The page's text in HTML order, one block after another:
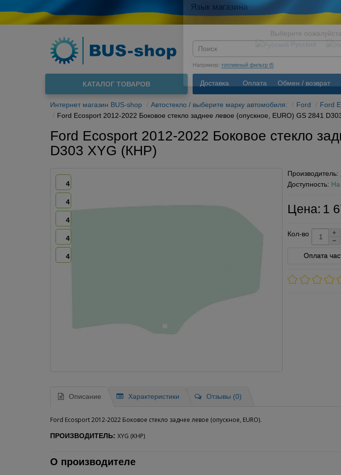
Например: топливный фильтр t5
Доставка Оплата Обмен / возврат
О нас
КАТАЛОГ ТОВАРОВ
Интернет магазин BUS-shop Автостекло / выберите марку автомобиля: Ford Ford
Ford Ecosport 2012-2022 Боковое стекло заднее левое (опускное, EURO) GS 2841
Ford Ecosport 2012-2022 Боковое стекло
D303 XYG (КНР)
4
4
4
4
4
Производитель:
Доступность: На
Цена: 1
Кол-во
Оплата
Описание Характеристики Отзывы (0)
Ford Ecosport 2012-2022 Боковое стекло заднее левое (опускное, EURO)
ПРОИЗВОДИТЕЛЬ: XYG (КНР)
О производителе